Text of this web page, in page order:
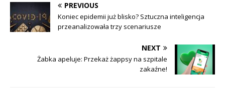
PREVIOUS
Koniec epidemii już blisko? Sztuczna inteligencja
przeanalizowała trzy scenariusze
NEXT
Żabka apeluje: Przekaż żappsy na szpitale
zakaźne!